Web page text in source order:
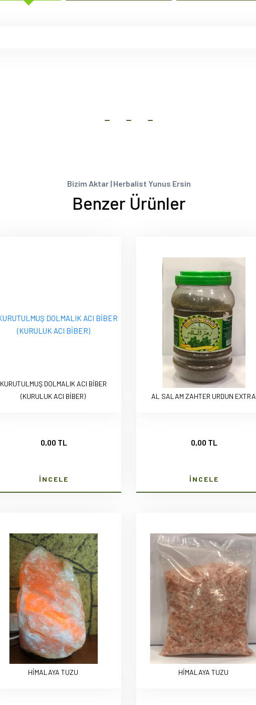
Bizim Aktar | Herbalist Yunus Ersin
Benzer Ürünler
KURUTULMUŞ DOLMALIK ACI BİBER
(KURULUK ACI BİBER)
0,00 TL
İNCELE
AL SALAM ZAHTER URDUN EXTRA
0,00 TL
İNCELE
HİMALAYA TUZU HİMALAYA TUZU